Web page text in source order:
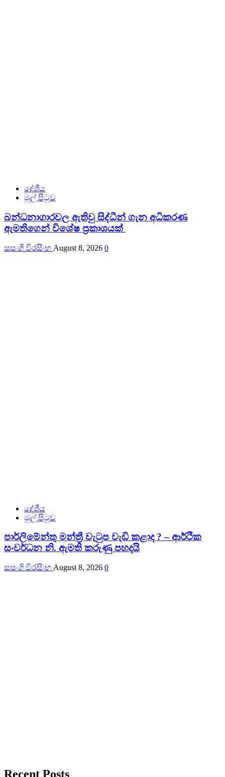
දේශීය
මුල් පිටුව
බන්ධනාගාරවල ඇතිවු සිද්ධීන් ගැන අධිකරණ
ඇමතිගෙන් විශේෂ ප්‍රකාශයක්
සසංගි වීරසිංහ August 8, 2026 0
දේශීය
මුල් පිටුව
පාර්ලිමේන්තු මන්ත්‍රී වැටුප වැඩි කළාද ? – ආර්ථික
සංවර්ධන නි. ඇමති කරුණු පහදයි
සසංගි වීරසිංහ August 8, 2026 0
Recent Posts